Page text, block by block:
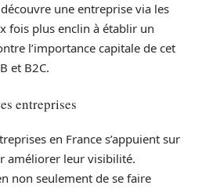
une entreprise via les
fois plus enclin à établir un
l’importance capitale de cet
et B2C.
entreprises
en France s’appuient sur
améliorer leur visibilité.
non seulement de se faire